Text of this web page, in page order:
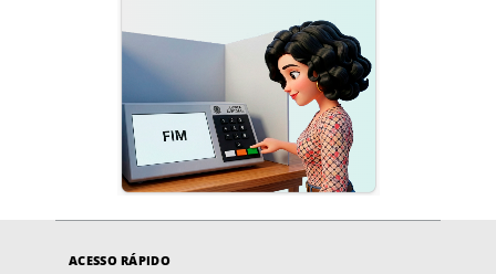
ACESSO RÁPIDO